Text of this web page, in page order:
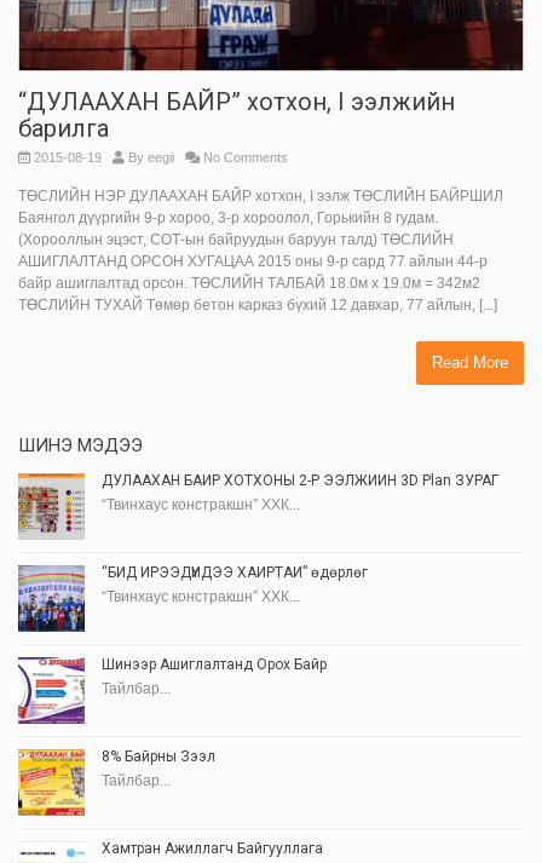
“ДУЛААХАН БАЙР” хотхон, I ээлжийн
барилга
2015-08-19 By eegii No Comments
ТӨСЛИЙН НЭР ДУЛААХАН БАЙР хотхон, I ээлж ТӨСЛИЙН БАЙРШИЛ
Баянгол дүүргийн 9-р хороо, 3-р хороолол, Горькийн 8 гудам.
(Хорооллын эцэст, СОТ-ын байруудын баруун талд) ТӨСЛИЙН
АШИГЛАЛТАНД ОРСОН ХУГАЦАА 2015 оны 9-р сард 77 айлын 44-р
байр ашиглалтад орсон. ТӨСЛИЙН ТАЛБАЙ 18.0м х 19.0м = 342м2
ТӨСЛИЙН ТУХАЙ Төмөр бетон карказ бүхий 12 давхар, 77 айлын, [...]
Read More
ШИНЭ МЭДЭЭ
ДУЛААХАН БАЙР ХОТХОНЫ 2-Р ЭЭЛЖИЙН 3D Plan ЗУРАГ
“Твинхаус констракшн” ХХК...
“БИД ИРЭЭДҮЙДЭЭ ХАЙРТАЙ” өдөрлөг
“Твинхаус констракшн” ХХК...
Шинээр Ашиглалтанд Орох Байр
Тайлбар...
8% Байрны Зээл
Тайлбар...
Хамтран Ажиллагч Байгууллага